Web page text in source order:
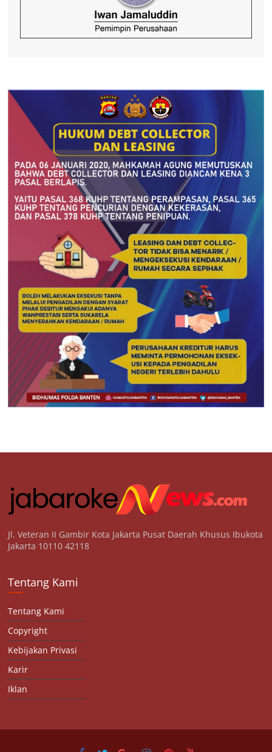
Jl. Veteran II Gambir Kota Jakarta Pusat Daerah Khusus Ibukota
Jakarta 10110 42118
Tentang Kami
Tentang Kami
Copyright
Kebijakan Privasi
Karir
Iklan